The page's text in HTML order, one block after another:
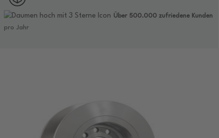
Über 500.000 zufriedene Kunden
pro Jahr